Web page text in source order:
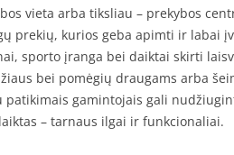
vieta arba tiksliau – prekybos
prekių, kurios geba apimti ir labai
sporto įranga bei daiktai skirti
bei pomėgių draugams arba
gamintojais gali
– tarnaus ilgai ir funkcionaliai.